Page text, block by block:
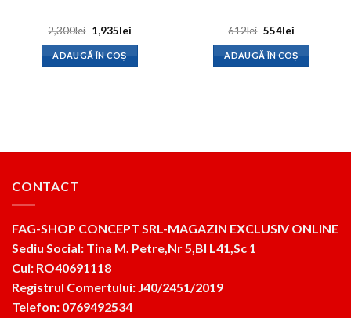
2,300lei Prețul
inițial
a
fost:
2,300lei.
1,935leiPrețul
ADAUGĂ ÎN COȘ
612lei Prețul
a
fost:
612lei.
554leiPrețul
este:
554lei.
ADAUGĂ ÎN COȘ
CONTACT
FAG-SHOP CONCEPT SRL-MAGAZIN EXCLUSIV ONLINE
Sediu Social: Tina M. Petre,Nr 5,Bl L41,Sc 1
Cui: RO40691118
Registrul Comertului: J40/2451/2019
Telefon: 0769492534